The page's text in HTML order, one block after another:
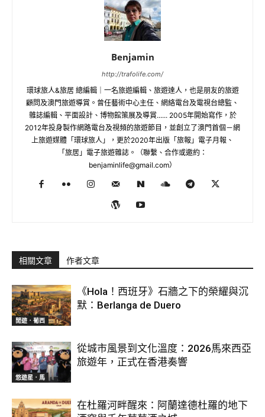
Benjamin
http://trafolife.com/
環球旅人&旅居 總編輯｜一名旅遊編輯、旅遊達人，也是朋友的旅遊
顧問及澳門旅遊導賞。曾任藝術中心主任、網絡電台及電視台總監、
雜誌編輯、平面設計、博物館策展及導賞...... 2005年開始寫作，於
2012年投身製作網路電台及視頻的旅遊節目，並創立了澳門首個－網
上旅遊媒體「環球旅人」，更於2020年出版「旅報」電子月報、
「旅居」電子旅遊雜誌。（聯繫、合作或邀約：
benjaminlife@gmail.com）
相關文章 作者文章
閒遊．葡西
《Hola！西班牙》石牆之下的榮耀與沉
默：Berlanga de Duero
悠遊星．馬
從城市風景到文化溫度：2026馬來西亞
旅遊年，正式在香港奏響
在杜羅河畔醒來：阿蘭達德杜羅的地下